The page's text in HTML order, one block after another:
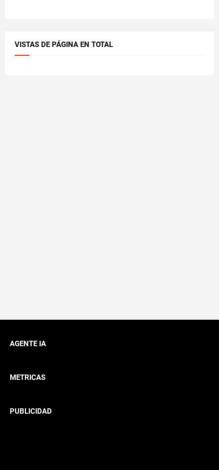
VISTAS DE PÁGINA EN TOTAL
AGENTE IA
METRICAS
PUBLICIDAD